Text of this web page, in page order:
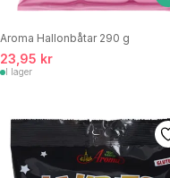
Aroma Hallonbåtar 290 g
23,95 kr
I lager